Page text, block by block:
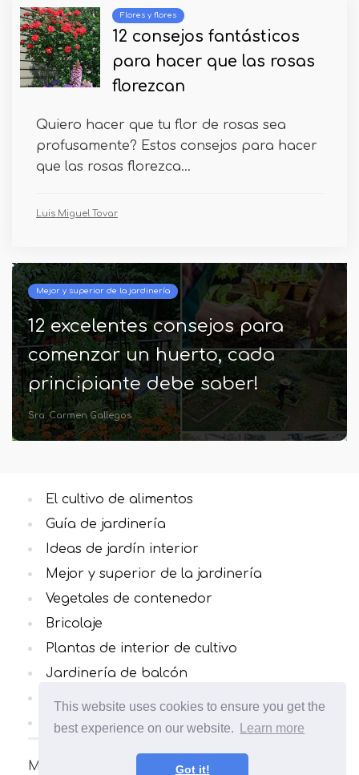
This website uses cookies to ensure you get the
best experience on our website.
Learn more
Got it!
Flores y flores
12 consejos fantásticos
para hacer que las rosas
florezcan
Quiero hacer que tu flor de rosas sea
profusamente? Estos consejos para hacer
que las rosas florezca...
Luis Miguel Tovar
Mejor y superior de la jardinería
12 excelentes consejos para
comenzar un huerto, cada
principiante debe saber!
Sra. Carmen Gallegos
Muchos artículos interesantes y útiles sobre
El cultivo de alimentos
Guía de jardinería
Ideas de jardín interior
Mejor y superior de la jardinería
Vegetales de contenedor
Bricolaje
Plantas de interior de cultivo
Jardinería de balcón
Hierbas culinarias
Todas las categorias